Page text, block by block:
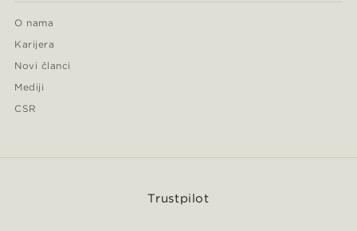
O nama
Karijera
Novi članci
Mediji
CSR
Trustpilot